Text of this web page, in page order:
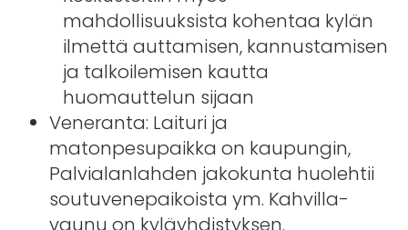
mahdollisuuksista kohentaa kylän
ilmettä auttamisen, kannustamisen
ja talkoilemisen kautta
huomauttelun sijaan
Veneranta: Laituri ja
matonpesupaikka on kaupungin,
Palvialanlahden jakokunta huolehtii
soutuvenepaikoista ym. Kahvilla-
vaunu on kyläyhdistyksen.